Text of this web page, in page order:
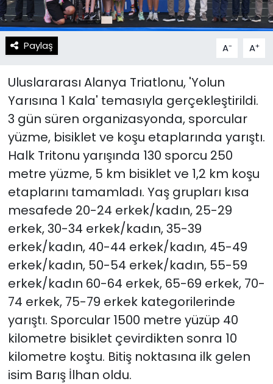
Paylaş A- A+
Uluslararası Alanya Triatlonu, 'Yolun
Yarısına 1 Kala' temasıyla gerçekleştirildi.
3 gün süren organizasyonda, sporcular
yüzme, bisiklet ve koşu etaplarında yarıştı.
Halk Tritonu yarışında 130 sporcu 250
metre yüzme, 5 km bisiklet ve 1,2 km koşu
etaplarını tamamladı. Yaş grupları kısa
mesafede 20-24 erkek/kadın, 25-29
erkek, 30-34 erkek/kadın, 35-39
erkek/kadın, 40-44 erkek/kadın, 45-49
erkek/kadın, 50-54 erkek/kadın, 55-59
erkek/kadın 60-64 erkek, 65-69 erkek, 70-
74 erkek, 75-79 erkek kategorilerinde
yarıştı. Sporcular 1500 metre yüzüp 40
kilometre bisiklet çevirdikten sonra 10
kilometre koştu. Bitiş noktasına ilk gelen
isim Barış İlhan oldu.
İletişim